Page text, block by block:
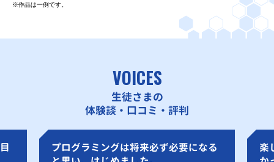
※作品は一例です。
VOICES
生徒さまの
体験談・口コミ・評判
プログラミングは将来必ず必要になる
楽